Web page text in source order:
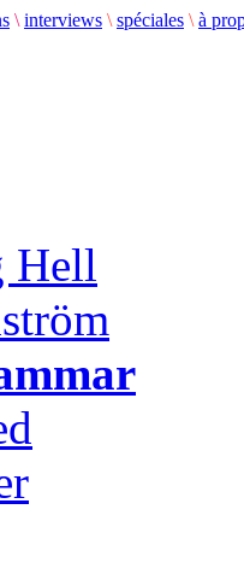
\ interviews \ spéciales \ à
Hell